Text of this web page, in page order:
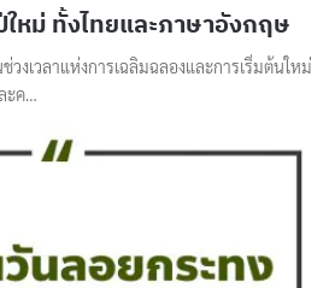
หม่ ทั้งไทยและภาษาอังกฤษ
งเวลาแห่งการเฉลิมฉลองและการเริ่มต้นใหม่
ะค…